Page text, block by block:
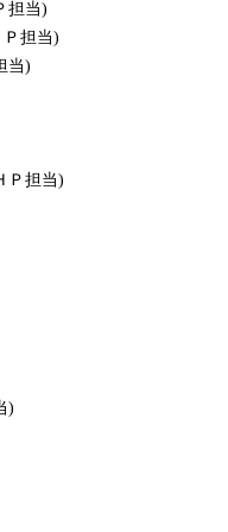
担当)
担当)
当)
Ｐ担当)
)